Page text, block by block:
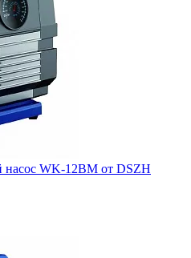
насос WK-12BM от DSZH